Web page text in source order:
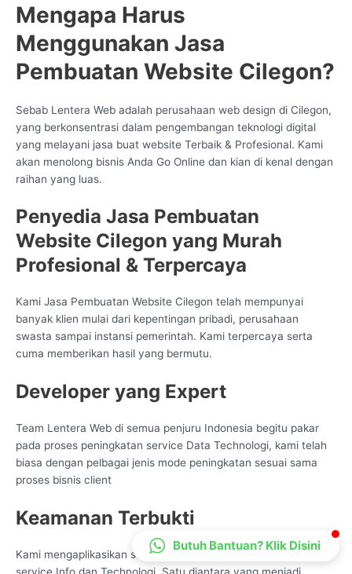
Mengapa Harus
Menggunakan Jasa
Pembuatan Website Cilegon?
Sebab Lentera Web adalah perusahaan web design di Cilegon,
yang berkonsentrasi dalam pengembangan teknologi digital
yang melayani jasa buat website Terbaik & Profesional. Kami
akan menolong bisnis Anda Go Online dan kian di kenal dengan
raihan yang luas.
Penyedia Jasa Pembuatan
Website Cilegon yang Murah
Profesional & Terpercaya
Kami Jasa Pembuatan Website Cilegon telah mempunyai
banyak klien mulai dari kepentingan pribadi, perusahaan
swasta sampai instansi pemerintah. Kami terpercaya serta
cuma memberikan hasil yang bermutu.
Developer yang Expert
Team Lentera Web di semua penjuru Indonesia begitu pakar
pada proses peningkatan service Data Technologi, kami telah
biasa dengan pelbagai jenis mode peningkatan sesuai sama
proses bisnis client
Keamanan Terbukti
Kami mengaplikasikan standar tinggi untuk tiap peningkatan
CS Lenteraweb
Online
Butuh Bantuan? Klik Disini